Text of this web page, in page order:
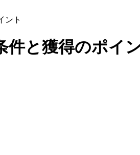
ント
件と獲得のポイ